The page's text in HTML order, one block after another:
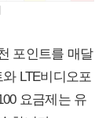
포인트를 매달
LTE비디오포
요금제는 유